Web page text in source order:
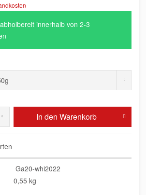
innerhalb von 2-3
In den Warenkorb
Ga20-whi2022
0,55 kg